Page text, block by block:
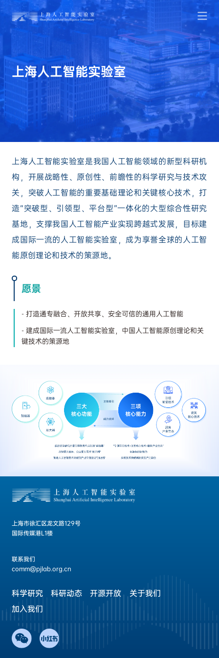
上海人工智能实验室
上海人工智能实验室是我国人工智能领域的新型科研机
构，开展战略性、原创性、前瞻性的科学研究与技术攻
关，突破人工智能的重要基础理论和关键核心技术，打
造“突破型、引领型、平台型”一体化的大型综合性研究
基地，支撑我国人工智能产业实现跨越式发展，目标建
成国际一流的人工智能实验室，成为享誉全球的人工智
能原创理论和技术的策源地。
愿景
- 打造通专融合、开放共享、安全可信的通用人工智能
- 建成国际一流人工智能实验室，中国人工智能原创理论和关
键技术的策源地
上海市徐汇区龙文路129号
国际传媒港L1楼
联系我们
comm@pjlab.org.cn
科学研究 科研动态 开源开放
关于我们
加入我们